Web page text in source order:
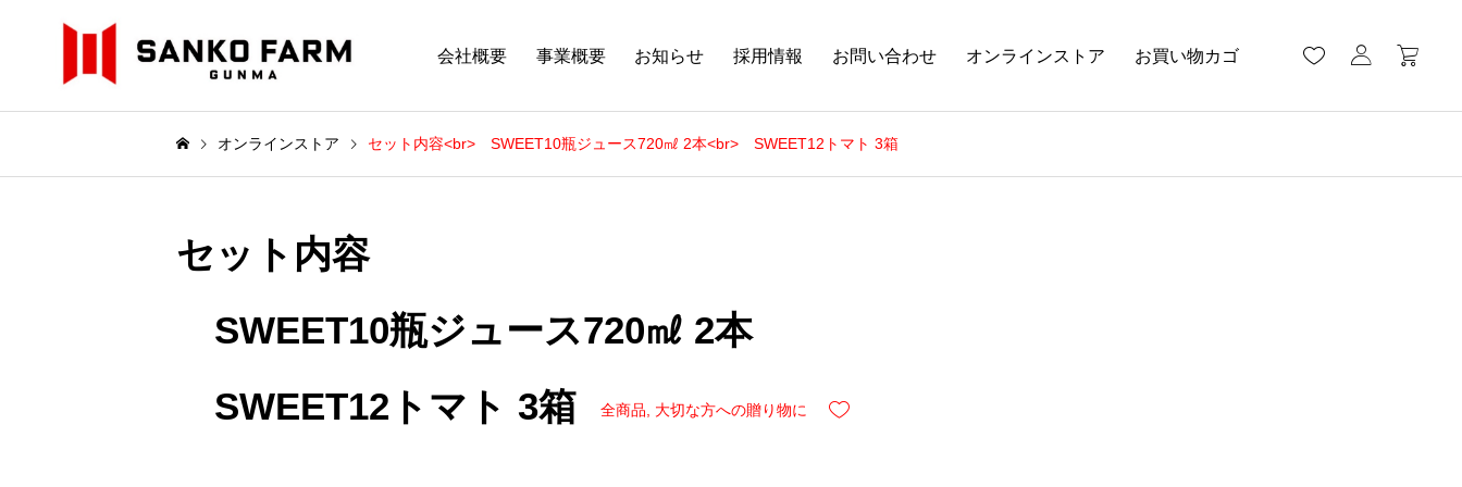
会社概要 事業概要 お知らせ 採用情報 お問い合わせ オンラインストア お買い物カゴ
オンラインストア セット内容<br> SWEET10瓶ジュース720㎖ 2本<br> SWEET12トマト 3箱
セット内容
SWEET10瓶ジュース720㎖ 2本
SWEET12トマト 3箱
全商品 大切な方への贈り物に